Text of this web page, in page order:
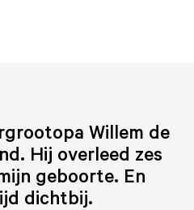
Willem de
Hij overleed zes
geboorte. En
dichtbij.